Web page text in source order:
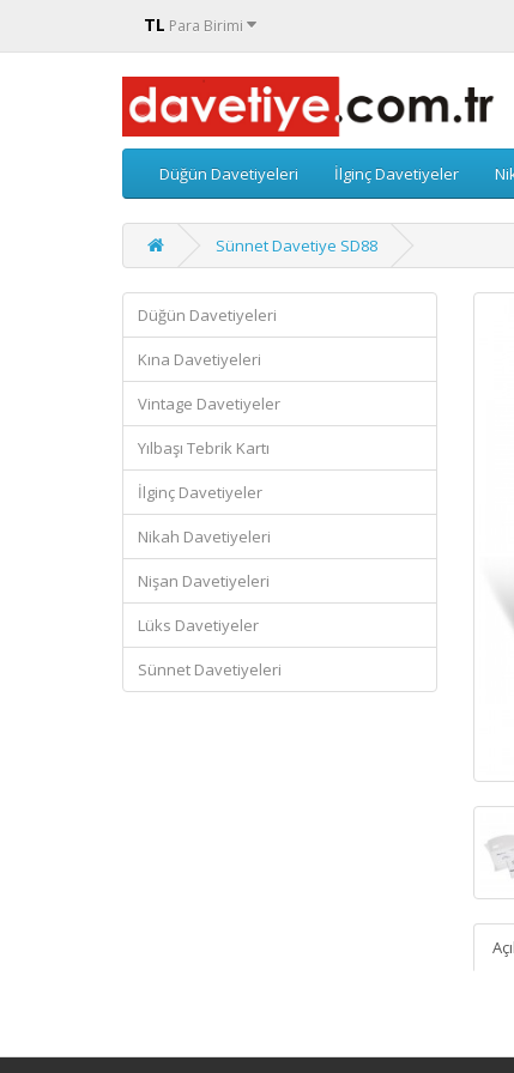
TL Para Birimi
Düğün Davetiyeleri İlginç Davetiyeler
Sünnet Davetiye SD88
Düğün Davetiyeleri
Kına Davetiyeleri
Vintage Davetiyeler
Yılbaşı Tebrik Kartı
İlginç Davetiyeler
Nikah Davetiyeleri
Nişan Davetiyeleri
Lüks Davetiyeler
Sünnet Davetiyeleri